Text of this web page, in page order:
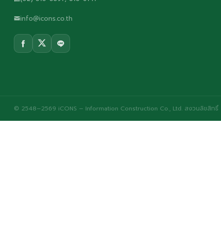
info@icons.co.th
© 2548–2569 iCONS – Information Construction Co., Ltd. สงวนลิขสิทธิ์